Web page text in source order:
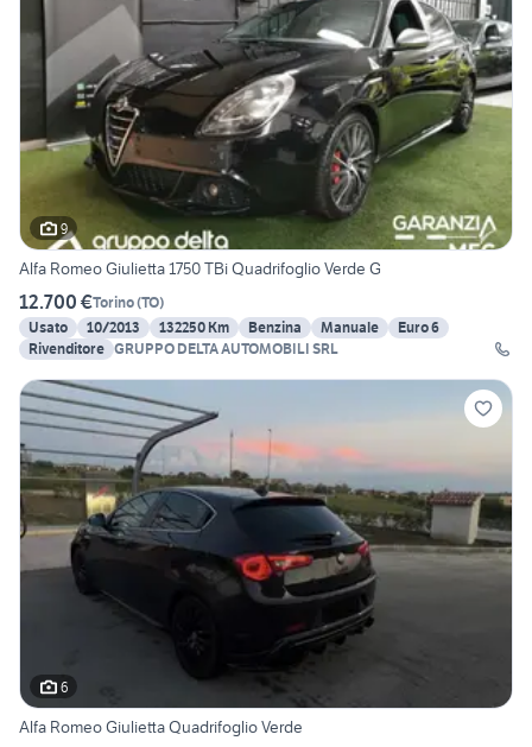
9
Alfa Romeo Giulietta 1750 TBi Quadrifoglio Verde G
12.700 €Torino(TO)
Usato
10/2013 132250 Km Benzina Manuale
Euro 6
Rivenditore
GRUPPO DELTA AUTOMOBILI SRL
6
Alfa Romeo Giulietta Quadrifoglio Verde